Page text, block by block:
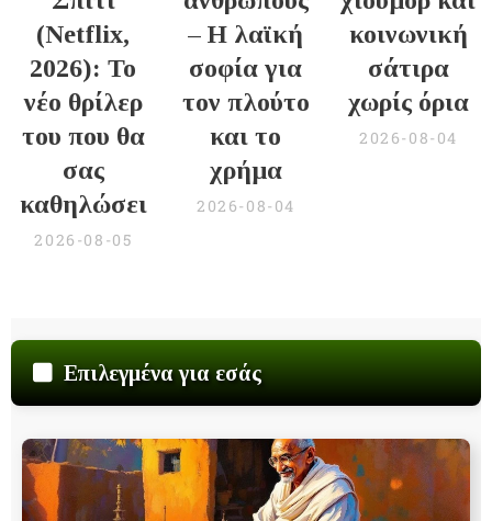
(Netflix,
2026): Το
νέο θρίλερ
του που θα
σας
καθηλώσει
2026-08-05
– Η λαϊκή
σοφία για
τον πλούτο
και το
χρήμα
2026-08-04
κοινωνική
σάτιρα
χωρίς όρια
2026-08-04
Επιλεγμένα για εσάς